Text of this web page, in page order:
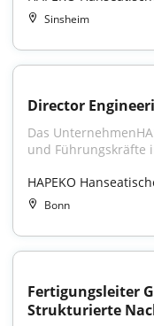
Sinsheim
Director
Das
und Führungskräfte
HAPEKO
Bonn
Fertigungsleiter
Strukturierte